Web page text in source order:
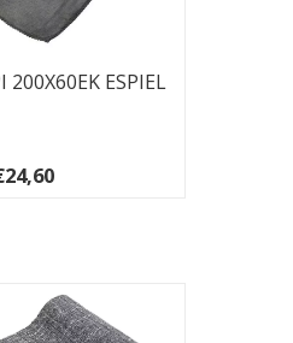
200Χ60ΕΚ ESPIEL